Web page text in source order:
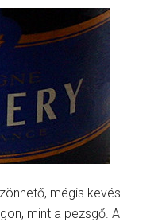
mégis kevés
mint a pezsgő. A